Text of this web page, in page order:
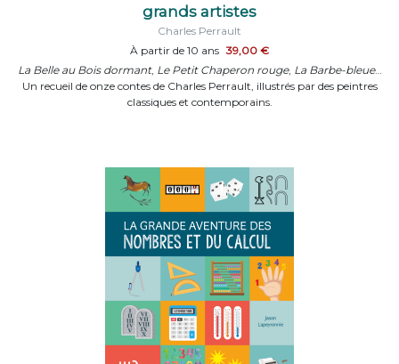
grands artistes
Charles Perrault
À partir de 10 ans 39,00 €
La Belle au Bois dormant, Le Petit Chaperon rouge, La Barbe-bleue…
Un recueil de onze contes de Charles Perrault, illustrés par des peintres
classiques et contemporains.